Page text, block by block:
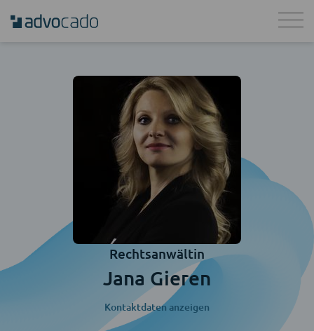
Rechtsanwältin
Jana Gieren
Kontaktdaten anzeigen